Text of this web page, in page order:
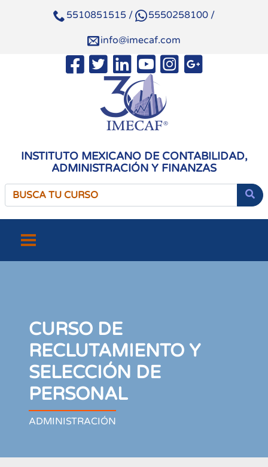
5510851515 / 5550258100 /
info@imecaf.com
INSTITUTO MEXICANO DE CONTABILIDAD,
ADMINISTRACIÓN Y FINANZAS
CURSO DE
RECLUTAMIENTO Y
SELECCIÓN DE
PERSONAL
ADMINISTRACIÓN